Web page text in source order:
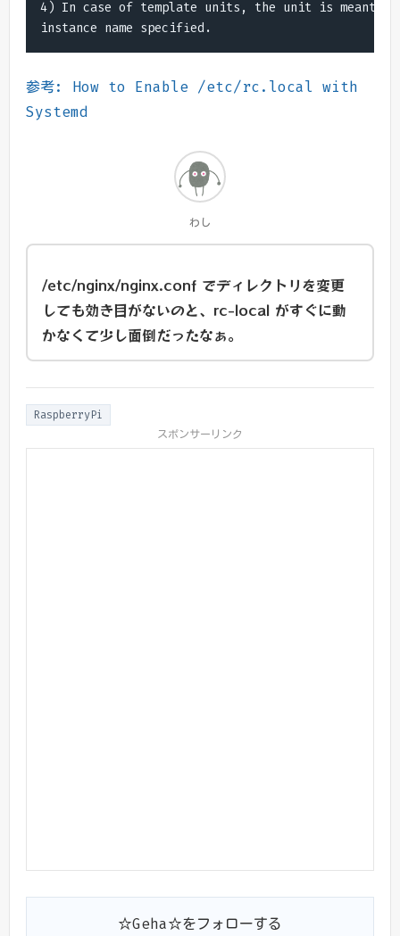
4) In case of template units, the unit is meant to
instance name specified.
参考: How to Enable /etc/rc.local with
Systemd
わし
/etc/nginx/nginx.conf でディレクトリを変更
しても効き目がないのと、rc-local がすぐに動
かなくて少し面倒だったなぁ。
RaspberryPi
スポンサーリンク
☆Geha☆をフォローする